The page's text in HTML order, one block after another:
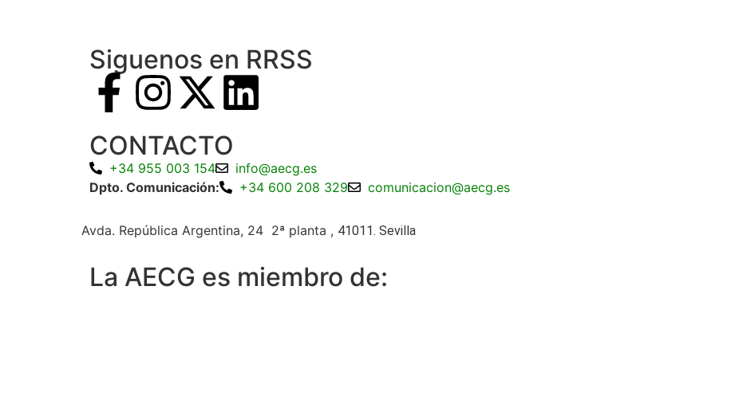
Siguenos en RRSS
CONTACTO
+34 955 003 154
info@aecg.es
Dpto. Comunicación:
+34 600 208 329 comunicacion@aecg.es
Avda. República Argentina, 24 2ª planta , 41011. Sevilla
La AECG es miembro de: